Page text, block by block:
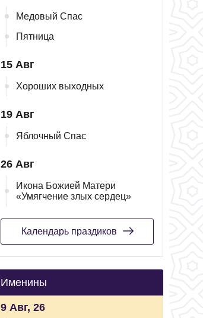
Медовый Спас
Пятница
15 Авг
Хороших выходных
19 Авг
Яблочный Спас
26 Авг
Икона Божией Матери
«Умягчение злых сердец»
Календарь праздиков
Именины
9 Авг, 26